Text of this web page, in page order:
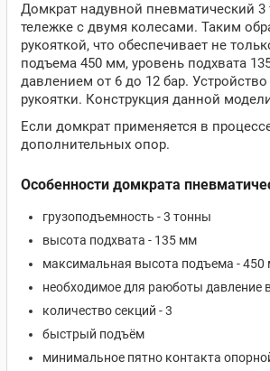
Домкрат надувной пневматический 3
тележке с двумя колесами. Таким
рукояткой, что обеспечивает не
подъема 450 мм, уровень подхвата
давлением от 6 до 12 бар.
рукоятки. Конструкция данной
Если домкрат применяется в
дополнительных опор.
Особенности домкрата
грузоподъемность - 3 тонны
высота подхвата - 135 мм
максимальная высота подъема - 450
необходимое для раюботы давление
количество секций - 3
быстрый подъём
минимальное пятно контакта